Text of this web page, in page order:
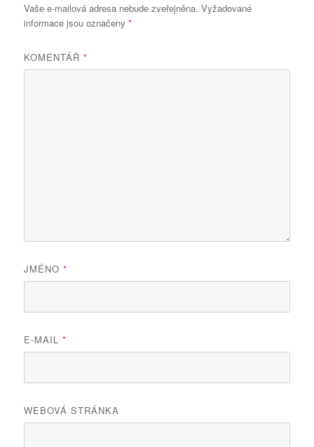
Vaše e-mailová adresa nebude zveřejněna. Vyžadované
informace jsou označeny*
KOMENTÁŘ*
JMÉNO*
E-MAIL*
WEBOVÁ STRÁNKA